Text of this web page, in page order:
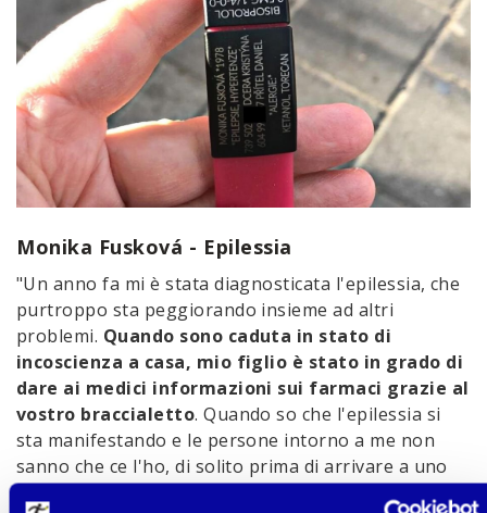
Monika Fusková - Epilessia
"Un anno fa mi è stata diagnosticata l'epilessia, che
purtroppo sta peggiorando insieme ad altri
problemi. Quando sono caduta in stato di
incoscienza a casa, mio figlio è stato in grado di
dare ai medici informazioni sui farmaci grazie al
vostro braccialetto. Quando so che l'epilessia si
sta manifestando e le persone intorno a me non
sanno che ce l'ho, di solito prima di arrivare a uno